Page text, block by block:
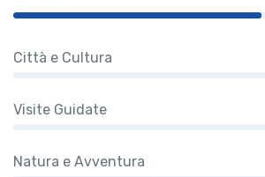
Città e Cultura
Visite Guidate
Natura e Avventura